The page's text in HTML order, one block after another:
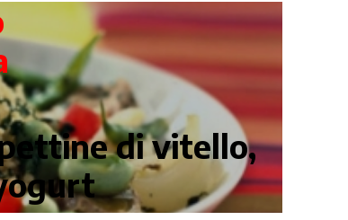
di vitello,